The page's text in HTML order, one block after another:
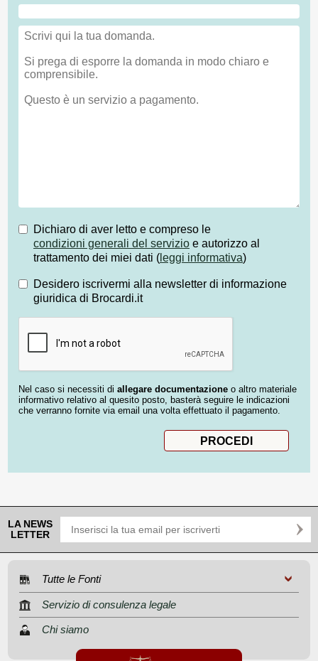
Dichiaro di aver letto e compreso le
condizioni generali del servizio e autorizzo al
trattamento dei miei dati ( leggi informativa)
Desidero iscrivermi alla newsletter di informazione
giuridica di Brocardi.it
Nel caso si necessiti di allegare documentazione o altro materiale
informativo relativo al quesito posto, basterà seguire le indicazioni
che verranno fornite via email una volta effettuato il pagamento.
LA NEWS
LETTER
Tutte le Fonti
Servizio di consulenza legale
Chi siamo